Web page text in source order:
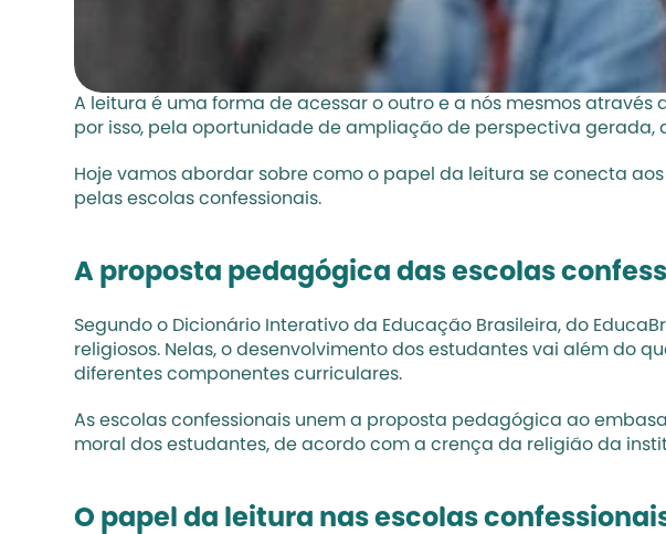
A leitura é uma forma de acessar o outro e a nós mesmos
por isso, pela oportunidade de ampliação de perspectiva gerada,
Hoje vamos abordar sobre como o papel da leitura se conecta
pelas escolas confessionais.
A proposta pedagógica das escolas
Segundo o Dicionário Interativo da Educação Brasileira, do
religiosos. Nelas, o desenvolvimento dos estudantes vai além do
diferentes componentes curriculares.
As escolas confessionais unem a proposta pedagógica ao
moral dos estudantes, de acordo com a crença da religião da
O papel da leitura nas escolas